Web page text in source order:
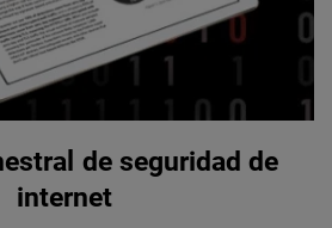
de seguridad de
internet